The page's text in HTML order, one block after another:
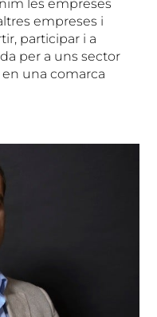
les empreses
empreses i
participar i a
per a uns sector
una comarca